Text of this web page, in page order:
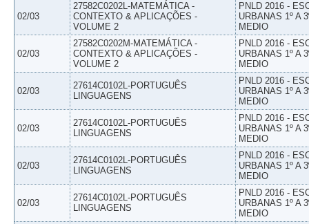
02/03
27582C0202L-MATEMÁTICA -
CONTEXTO & APLICAÇÕES -
VOLUME 2
PNLD 2016 -
URBANAS 1º A
MEDIO
02/03
27582C0202M-MATEMÁTICA -
CONTEXTO & APLICAÇÕES -
VOLUME 2
PNLD 2016 -
URBANAS 1º A
MEDIO
02/03
27614C0102L-PORTUGUÊS
LINGUAGENS
PNLD 2016 -
URBANAS 1º A
MEDIO
02/03
27614C0102L-PORTUGUÊS
LINGUAGENS
PNLD 2016 -
URBANAS 1º A
MEDIO
02/03
27614C0102L-PORTUGUÊS
LINGUAGENS
PNLD 2016 -
URBANAS 1º A
MEDIO
02/03
27614C0102L-PORTUGUÊS
LINGUAGENS
PNLD 2016 -
URBANAS 1º A
MEDIO